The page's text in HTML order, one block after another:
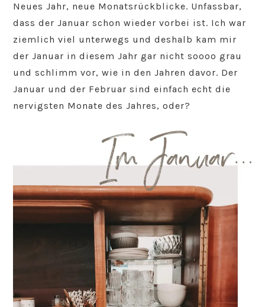
Neues Jahr, neue Monatsrückblicke. Unfassbar,
dass der Januar schon wieder vorbei ist. Ich war
ziemlich viel unterwegs und deshalb kam mir
der Januar in diesem Jahr gar nicht soooo grau
und schlimm vor, wie in den Jahren davor. Der
Januar und der Februar sind einfach echt die
nervigsten Monate des Jahres, oder?